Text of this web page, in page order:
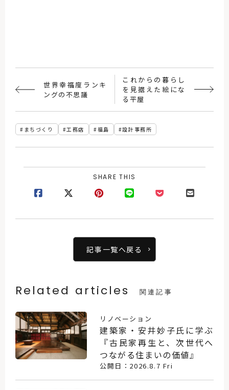
世界幸福度ランキ
ングの不思議
これからの暮らし
を見据えた絵にな
る平屋
まちづくり 工務店 福島 設計事務所
SHARE THIS
記事一覧へ戻る
Related articles 関連記事
リノベーション
建築家・安井妙子氏に学ぶ
『古民家再生と、次世代へ
つながる住まいの価値』
公開日：2026.8.7 Fri